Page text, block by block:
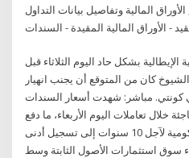
المالية وتفاصيل بيانات التداول
- الأوراق المالية المقيدة - السندات
بشكل حاد اليوم الثلاثاء قبل
كان من المتوقع أن يجنب انهيار
كونتي. مباشر: شهدت أسعار السندات
خلال تعاملات اليوم الأربعاء، ما دفع
العائد على تلك الديون الحكومية لآجل 10 سنوات إلى تسجيل أدنى
سوق استثمارات الأصول الثابتة وسط